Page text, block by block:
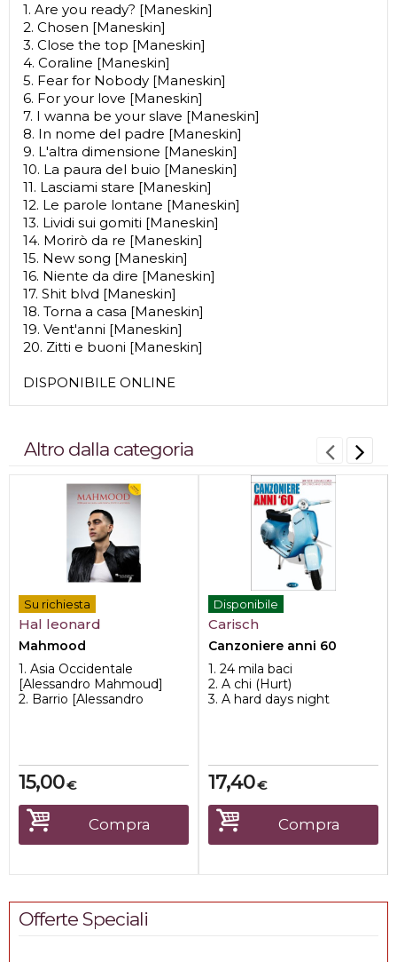
1. Are you ready? [Maneskin]
2. Chosen [Maneskin]
3. Close the top [Maneskin]
4. Coraline [Maneskin]
5. Fear for Nobody [Maneskin]
6. For your love [Maneskin]
7. I wanna be your slave [Maneskin]
8. In nome del padre [Maneskin]
9. L'altra dimensione [Maneskin]
10. La paura del buio [Maneskin]
11. Lasciami stare [Maneskin]
12. Le parole lontane [Maneskin]
13. Lividi sui gomiti [Maneskin]
14. Morirò da re [Maneskin]
15. New song [Maneskin]
16. Niente da dire [Maneskin]
17. Shit blvd [Maneskin]
18. Torna a casa [Maneskin]
19. Vent'anni [Maneskin]
20. Zitti e buoni [Maneskin]
DISPONIBILE ONLINE
Altro dalla categoria
Su richiesta
Hal leonard
Mahmood
1. Asia Occidentale
[Alessandro Mahmoud]
2. Barrio [Alessandro
€
15,00
Compra
Disponibile
Carisch
Canzoniere anni 60
1. 24 mila baci
2. A chi (Hurt)
3. A hard days night
€
17,40
Compra
Offerte Speciali